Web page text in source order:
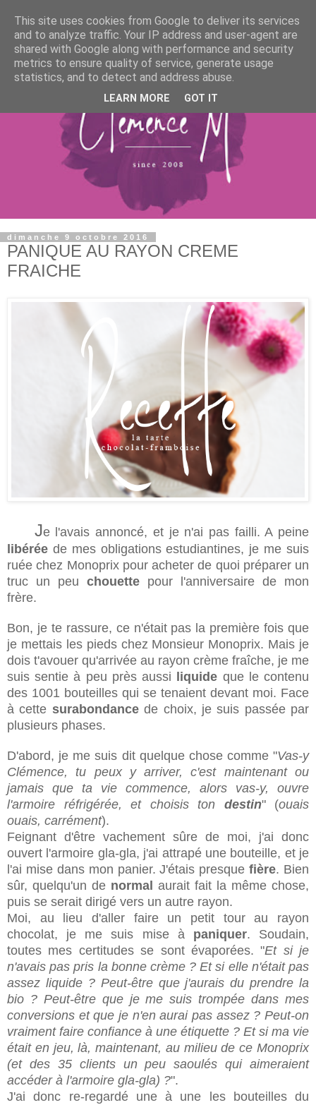
dimanche 9 octobre 2016
PANIQUE AU RAYON CREME
FRAICHE
Je l'avais annoncé, et je n'ai pas failli. A peine
libérée de mes obligations estudiantines, je me suis
ruée chez Monoprix pour acheter de quoi préparer un
truc un peu chouette pour l'anniversaire de mon
frère.
Bon, je te rassure, ce n'était pas la première fois que
je mettais les pieds chez Monsieur Monoprix. Mais je
dois t'avouer qu'arrivée au rayon crème fraîche, je me
suis sentie à peu près aussi
liquide que le contenu
des 1001 bouteilles qui se tenaient devant moi. Face
à cette surabondancede choix, je suis passée par
plusieurs phases.
D'abord, je me suis dit quelque chose comme "Vas-y
Clémence, tu peux y arriver, c'est maintenant ou
jamais que ta vie commence, alors vas-y, ouvre
l'armoire réfrigérée, et choisis ton destin" (ouais
ouais, carrément).
Feignant d'être vachement sûre de moi, j'ai donc
ouvert l'armoire gla-gla, j'ai attrapé une bouteille, et je
l'ai mise dans mon panier. J'étais presquefière. Bien
sûr, quelqu'un de normal aurait fait la même chose,
puis se serait dirigé vers un autre rayon.
Moi, au lieu d'aller faire un petit tour au rayon
chocolat, je me suis mise à paniquer. Soudain,
toutes mes certitudes se sont évaporées. "Et si je
n'avais pas pris la bonne crème ? Et si elle n'était pas
assez liquide ? Peut-être que j'aurais du prendre la
bio ? Peut-être que je me suis trompée dans mes
conversions et que je n'en aurai pas assez ? Peut-on
vraiment faire confiance à une étiquette ? Et si ma vie
était en jeu, là, maintenant, au milieu de ce Monoprix
(et des 35 clients un peu saoulés qui aimeraient
accéder à l'armoire gla-gla) ?".
J'ai donc re-regardé une à une les bouteilles du
This site uses cookies from Google to deliver its services
and to analyze traffic. Your IP address and user-agent are
shared with Google along with performance and security
metrics to ensure quality of service, generate usage
statistics, and to detect and address abuse.
LEARN MORE GOT IT